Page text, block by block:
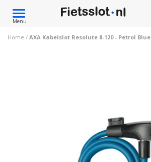
Toggle
navigation
Menu
Home / AXA Kabelslot Resolute 8-120 - Petrol Blue